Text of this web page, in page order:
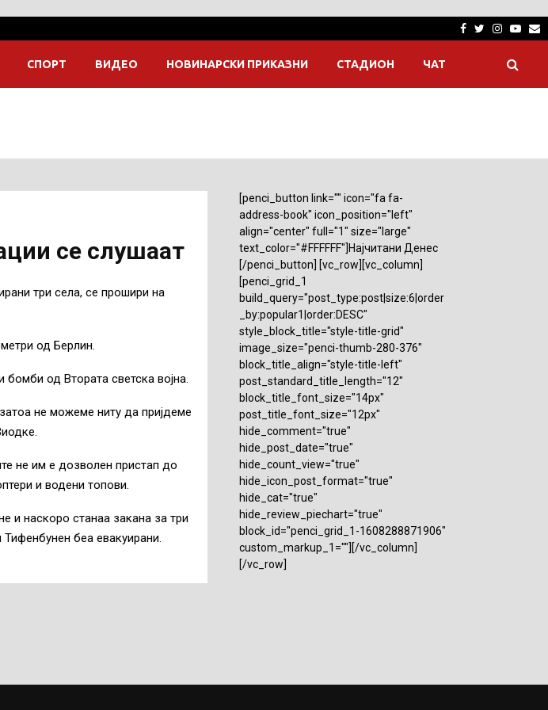
Facebook
Twitter
СПОРТ ВИДЕО НОВИНАРСКИ ПРИКАЗНИ СТАДИОН ЧАТ
се слушаат
три села, се прошири на
од Берлин.
од Втората светска војна.
не можеме ниту да пријдеме
не им е дозволен пристап до
и водени топови.
и наскоро станаа закана за три
беа евакуирани.
[penci_button link="" icon="fa fa-
address-book" icon_position="left"
align="center" full="1" size="large"
text_color="#FFFFFF"]Најчитани Денес
[/penci_button] [vc_row][vc_column]
[penci_grid_1
build_query="post_type:post|size:6|order
_by:popular1|order:DESC"
style_block_title="style-title-grid"
image_size="penci-thumb-280-376"
block_title_align="style-title-left"
post_standard_title_length="12"
block_title_font_size="14px"
post_title_font_size="12px"
hide_comment="true"
hide_post_date="true"
hide_count_view="true"
hide_icon_post_format="true"
hide_cat="true"
hide_review_piechart="true"
block_id="penci_grid_1-1608288871906"
custom_markup_1=""][/vc_column]
[/vc_row]